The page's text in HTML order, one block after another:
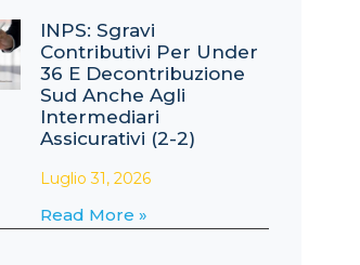
INPS: Sgravi
Contributivi Per Under
36 E Decontribuzione
Sud Anche Agli
Intermediari
Assicurativi (2-2)
Luglio 31, 2026
Read More »